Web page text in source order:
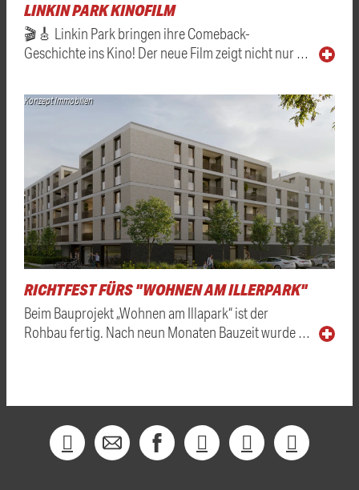
LINKIN PARK KINOFILM
🎬🎸 Linkin Park bringen ihre Comeback-
Geschichte ins Kino! Der neue Film zeigt nicht nur …
Konzept Immobilien
RICHTFEST FÜRS "WOHNEN AM ILLERPARK"
Beim Bauprojekt „Wohnen am Illapark“ ist der
Rohbau fertig. Nach neun Monaten Bauzeit wurde …